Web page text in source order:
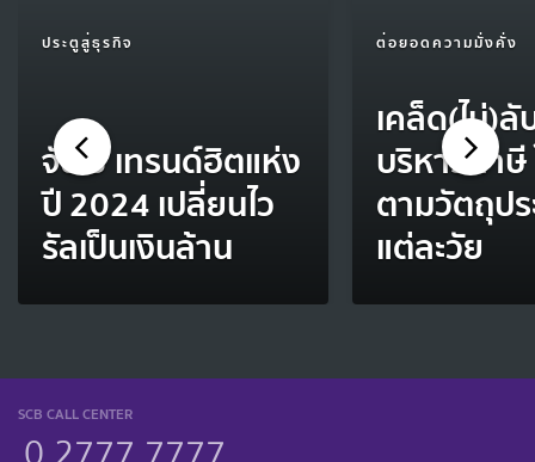
ประตูสู่ธุรกิจ
จับ 5 เทรนด์ฮิตแห่ง
ปี 2024 เปลี่ยนไว
รัลเป็นเงินล้าน
ต่อยอดความมั่งคั่ง
เคล็ด(ไม่)
บริหารภาษี
ตามวัตถุป
แต่ละวัย
SCB CALL CENTER